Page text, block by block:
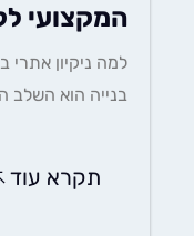
המקצועי
למה ניקיון אתרי בנייה
בנייה הוא השלב האחרון,
תקרא עוד